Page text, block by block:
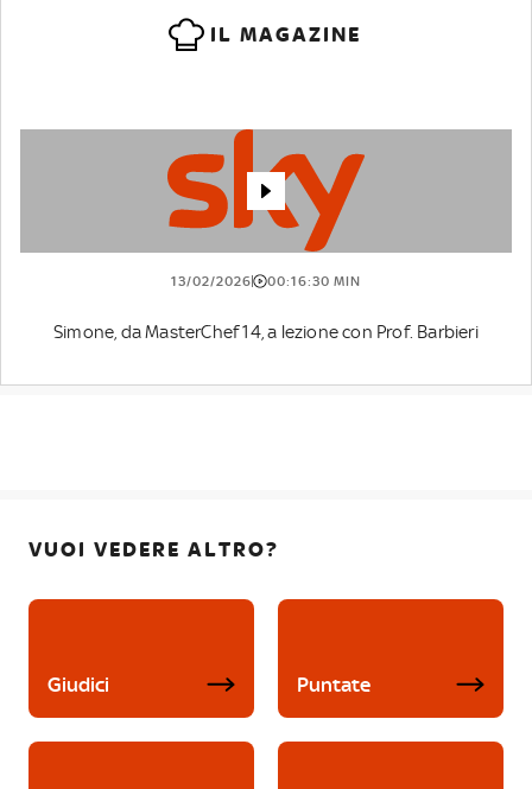
IL MAGAZINE
13/02/2026 00:16:30 MIN
Simone, da MasterChef 14, a lezione con Prof. Barbieri
VUOI VEDERE ALTRO?
Giudici Puntate